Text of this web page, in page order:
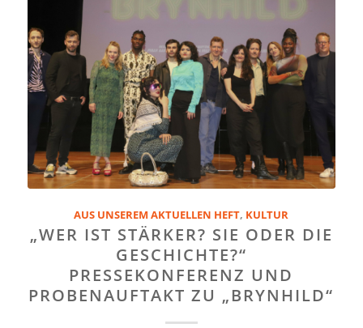
AUS UNSEREM AKTUELLEN HEFT, KULTUR
„WER IST STÄRKER? SIE ODER DIE
GESCHICHTE?“
PRESSEKONFERENZ UND
PROBENAUFTAKT ZU „BRYNHILD“